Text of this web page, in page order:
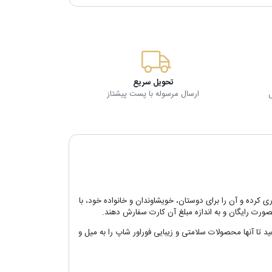
تحویل سریع
ارسال مرسوله با پست پیشتاز
کرده و آن را برای دوستان، خویشاوندان و خانواده خود، با
رایگان و به اندازه مبلغ آن کارت سفارش دهند.
تا آنها محصولات سلامتی و زیبایی فوراور شاپ را به میل و